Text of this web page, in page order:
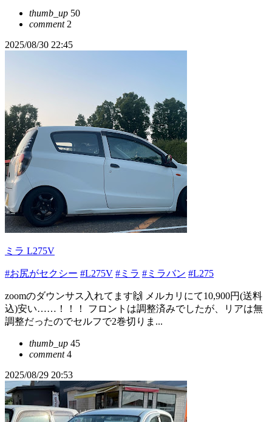
thumb_up 50
comment2
2025/08/30 22:45
ミラ L275V
#お尻がセクシー #L275V #ミラ #ミラバン #L275
zoomのダウンサス入れてます🙌 メルカリにて10,900円(送料
込)安い……！！！ フロントは調整済みでしたが、リアは無
調整だったのでセルフで2巻切りま...
thumb_up 45
comment4
2025/08/29 20:53